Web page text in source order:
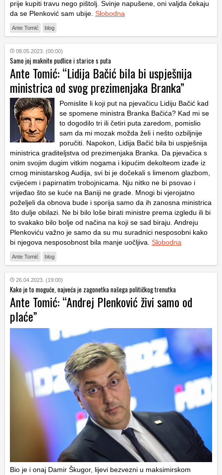
prije kupiti travu nego pištolj. Svinje napušene, oni valjda čekaju
da se Plenković sam ubije. Slobodna
Ante Tomić blog
08.05.2023. (00:00)
Samo joj maknite pudlice i starice s puta
Ante Tomić: “Lidija Bačić bila bi uspješnija
ministrica od svog prezimenjaka Branka”
Pomislite li koji put na pjevačicu Lidiju Bačić kad
se spomene ministra Branka Bačića? Kad mi se
to dogodilo tri ili četiri puta zaredom, pomislio
sam da mi mozak možda želi i nešto ozbiljnije
poručiti. Napokon, Lidija Bačić bila bi uspješnija
ministrica graditeljstva od prezimenjaka Branka. Da pjevačica s
onim svojim dugim vitkim nogama i kipućim dekolteom izađe iz
crnog ministarskog Audija, svi bi je dočekali s limenom glazbom,
cvijećem i papirnatim trobojnicama. Nju nitko ne bi psovao i
vrijeđao što se kuće na Baniji ne grade. Mnogi bi vjerojatno
poželjeli da obnova bude i sporija samo da ih zanosna ministrica
što dulje obilazi. Ne bi bilo loše birati ministre prema izgledu ili bi
to svakako bilo bolje od načina na koji se sad biraju. Andreju
Plenkoviću važno je samo da su mu suradnici nesposobni kako
bi njegova nesposobnost bila manje uočljiva. Slobodna
Ante Tomić blog
26.04.2023. (19:00)
Kako je to moguće, najveća je zagonetka našega političkog trenutka
Ante Tomić: “Andrej Plenković živi samo od
plaće”
Bio je i onaj Damir Škugor, lijevi bezvezni u maksimirskom